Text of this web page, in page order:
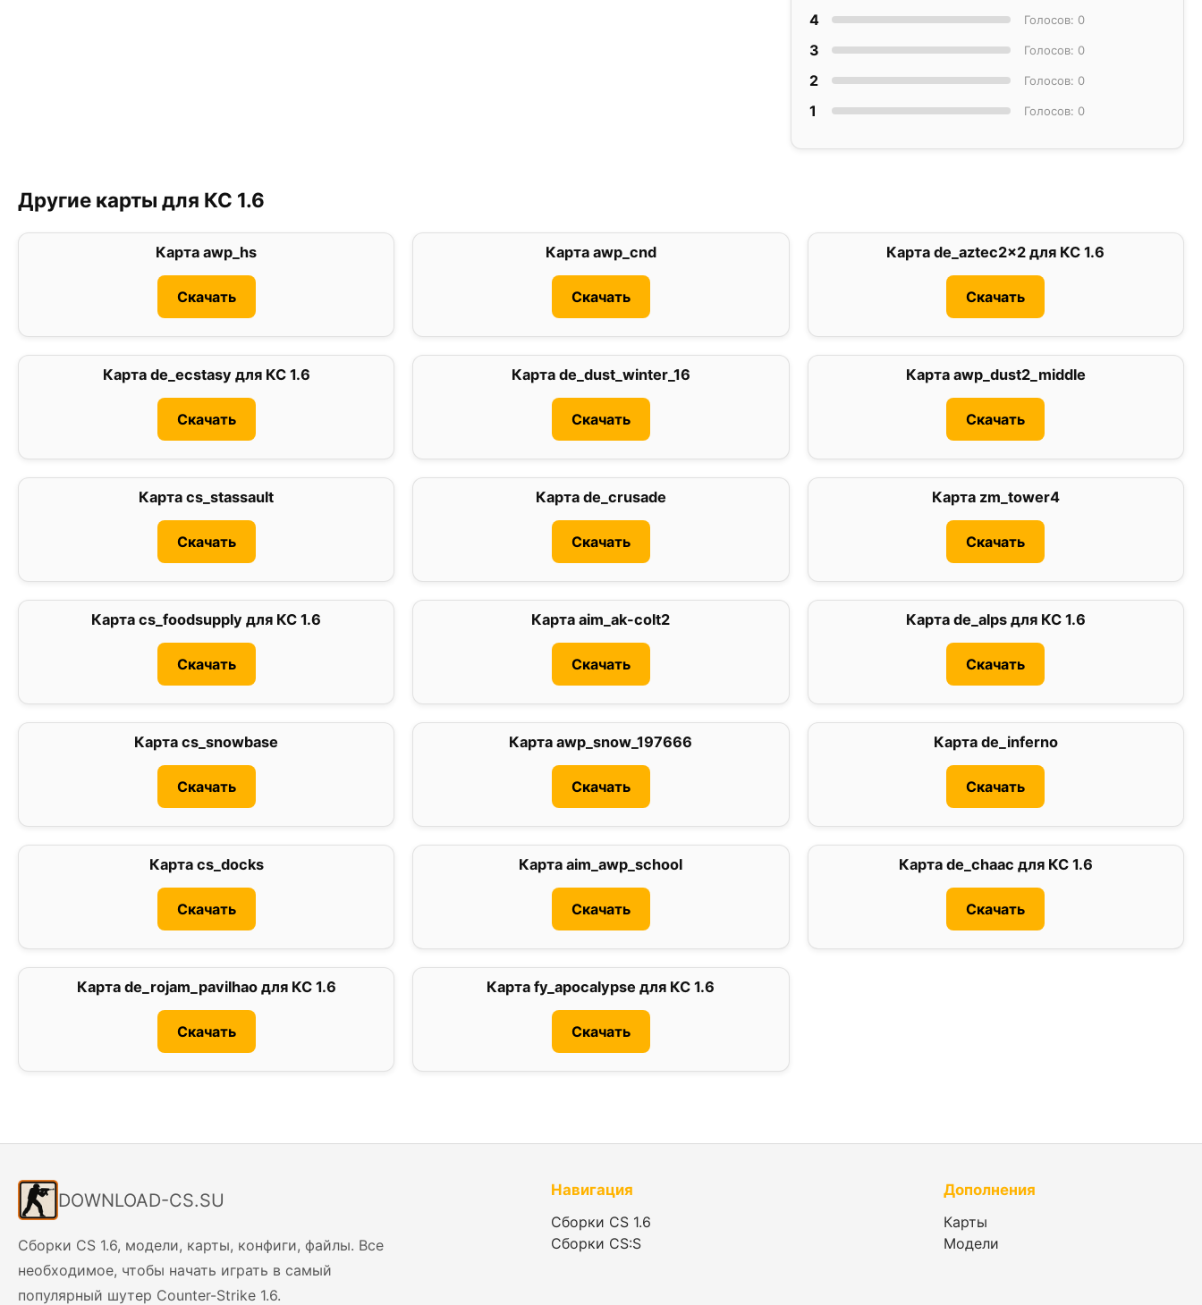
4 Голосов: 0
3 Голосов: 0
2 Голосов: 0
1 Голосов: 0
Другие карты для КС 1.6
Карта awp_hs
Скачать
Карта awp_cnd
Скачать
Карта de_aztec2x2 для КС 1.6
Скачать
Карта de_ecstasy для КС 1.6
Скачать
Карта de_dust_winter_16
Скачать
Карта awp_dust2_middle
Скачать
Карта cs_stassault
Скачать
Карта de_crusade
Скачать
Карта zm_tower4
Скачать
Карта cs_foodsupply для КС 1.6
Скачать
Карта aim_ak-colt2
Скачать
Карта de_alps для КС 1.6
Скачать
Карта cs_snowbase
Скачать
Карта awp_snow_197666
Скачать
Карта de_inferno
Скачать
Карта cs_docks
Скачать
Карта aim_awp_school
Скачать
Карта de_chaac для КС 1.6
Скачать
Карта de_rojam_pavilhao для КС 1.6
Скачать
Карта fy_apocalypse для КС 1.6
Скачать
DOWNLOAD-CS.SU
Сборки CS 1.6, модели, карты, конфиги, файлы. Все
необходимое, чтобы начать играть в самый
популярный шутер Counter-Strike 1.6.
Навигация
Сборки CS 1.6
Сборки CS:S
Дополнения
Карты
Модели